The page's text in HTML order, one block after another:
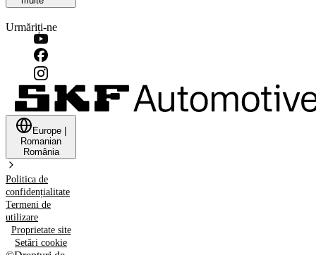
Urmăriți-ne
Europe
Romanian
România
Politica de
confidențialitate
Termeni de
utilizare
Proprietate site
Setări cookie